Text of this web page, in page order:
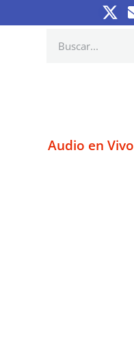
Audio en Vivo